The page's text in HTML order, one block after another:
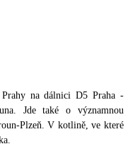
na dálnici D5 Praha -
Jde také o významnou
Plzeň. V kotlině, ve které